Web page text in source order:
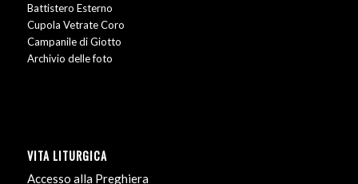
Battistero Esterno
Cupola Vetrate Coro
Campanile di Giotto
Archivio delle foto
VITA LITURGICA
Accesso alla Preghiera